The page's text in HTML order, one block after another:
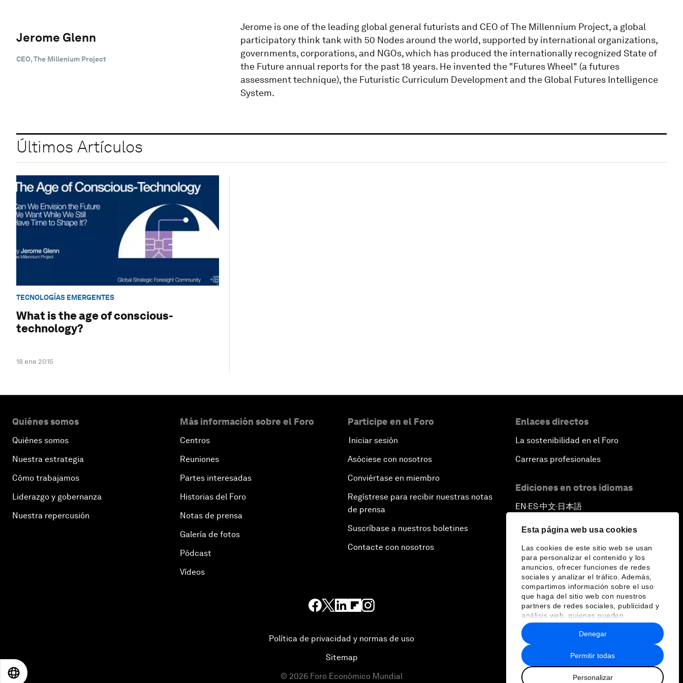
Esta página web usa cookies
Las cookies de este sitio web se usan
para personalizar el contenido y los
anuncios, ofrecer funciones de redes
sociales y analizar el tráfico. Además,
compartimos información sobre el uso
que haga del sitio web con nuestros
partners de redes sociales, publicidad y
análisis web, quienes pueden
combinarla con otra información que les
haya proporcionado o que hayan
recopilado a partir del uso que haya
hecho de sus servicios.
Permitir todas
Personalizar
Denegar
Jerome Glenn
CEO, The Millenium Project
Jerome is one of the leading global general futurists and CEO of The Millennium Project, a global
participatory think tank with 50 Nodes around the world, supported by international organizations,
governments, corporations, and NGOs, which has produced the internationally recognized State of
the Future annual reports for the past 18 years. He invented the "Futures Wheel" (a futures
assessment technique), the Futuristic Curriculum Development and the Global Futures Intelligence
System.
Últimos Artículos
TECNOLOGÍAS EMERGENTES
What is the age of conscious-
technology?
18 ene 2015
Quiénes somos
Quiénes somos
Nuestra estrategia
Cómo trabajamos
Liderazgo y gobernanza
Nuestra repercusión
Más información sobre el Foro
Centros
Reuniones
Partes interesadas
Historias del Foro
Notas de prensa
Galería de fotos
Pódcast
Vídeos
Participe en el Foro
Iniciar sesión
Asóciese con nosotros
Conviértase en miembro
Regístrese para recibir nuestras notas
de prensa
Suscríbase a nuestros boletines
Contacte con nosotros
Enlaces directos
La sostenibilidad en el Foro
Carreras profesionales
Ediciones en otros idiomas
EN ▪ ES▪中文▪ 日本語
Política de privacidad y normas de uso
Sitemap
© 2026 Foro Económico Mundial